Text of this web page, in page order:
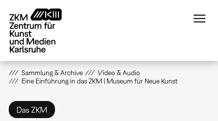
zum
Inhalt
Sammlung & Archive
Video & Audio
Eine Einführung in das ZKM | Museum für Neue Kunst
Das ZKM